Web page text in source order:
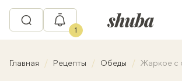
1
Главная Рецепты Обеды Жаркое с фаршем,